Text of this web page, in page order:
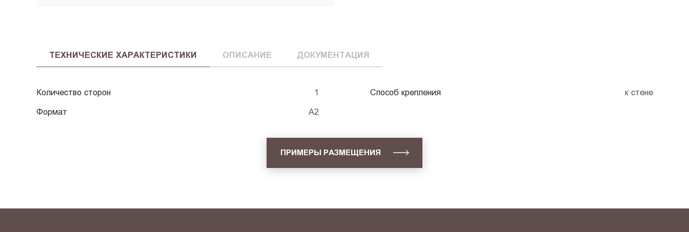
ТЕХНИЧЕСКИЕ ХАРАКТЕРИСТИКИ ОПИСАНИЕ ДОКУМЕНТАЦИЯ
Количество сторон 1
Формат А2
Способ крепления к стене
ПРИМЕРЫ РАЗМЕЩЕНИЯ